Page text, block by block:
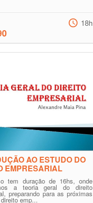
18h
AO ESTUDO DO
EMPRESARIAL
tem duração de 16hs, onde
a teoria geral do direito
preparando para as próximas
emp...